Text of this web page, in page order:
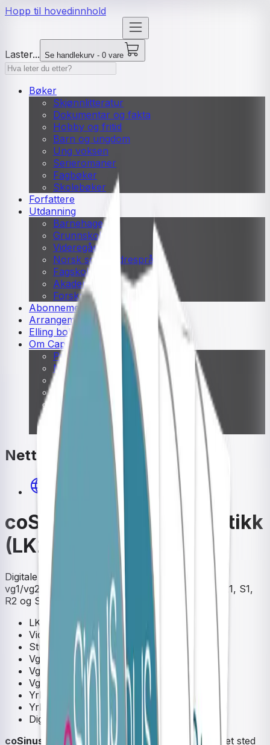
Hopp til hovedinnhold
Laster... Se handlekurv - 0 vare
Bøker
Skjønnlitteratur
Dokumentar og fakta
Hobby og fritid
Barn og ungdom
Ung voksen
Serieromaner
Fagbøker
Skolebøker
Forfattere
Utdanning
Barnehage
Grunnskole
Videregående
Norsk som andrespråk
Fagskole
Akademisk
Forskning
Abonnement
Arrangementer
Elling bokkafé
Om Cappelen Damm
Presse
Nyhetsbrev
Send inn manus
Priser og nominasjoner
Stipender og minnepriser
Kataloger
Rapport 2025
Nettsted
coSinus Digital matematikk
coSinus Digital matematikk
(LK20)
Digitale ressurser matematikk, videregående
vg1/vg2/vg3. Sinus 1P, 1T, 1P-Y, 1T-Y, 2P, 2P-Y, R1, S1,
R2 og S2.
LK20
Videregående skole
Studieforberedende
Vg1
Vg2
Vg3
Yrkesfag
Yrkesfag Vg1
Digital ressurs
coSinus digital matematikk
– alle ressurser på et sted